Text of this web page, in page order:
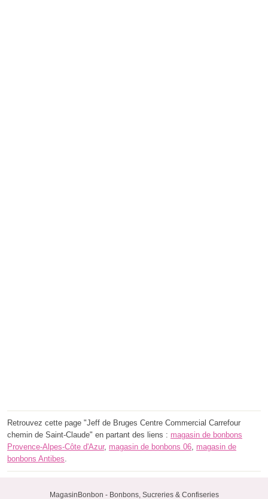
Retrouvez cette page "Jeff de Bruges Centre Commercial Carrefour
chemin de Saint-Claude" en partant des liens : magasin de bonbons
Provence-Alpes-Côte d'Azur, magasin de bonbons 06, magasin de
bonbons Antibes.
MagasinBonbon - Bonbons, Sucreries & Confiseries